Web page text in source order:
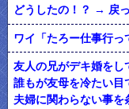
どうしたの！？ → 戻
ワイ「たろー仕事行っ
友人の兄がデキ婚をし
誰もが友母を冷たい目
夫婦に関わらない事を